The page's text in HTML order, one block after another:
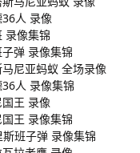
人 录像
录像集锦
弹 录像集锦
尼亚蚂蚁 全场录像
人 录像集锦
王 录像
王 录像集锦
班子弹 录像集锦